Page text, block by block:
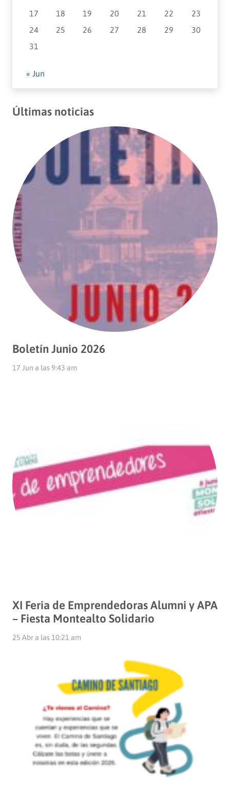
17
18 19 20 21 22
23
24
25 26 27 28 29
30
31
« Jun
Últimas noticias
Boletín Junio 2026
17 Jun a las 9:43 am
XI Feria de Emprendedoras Alumni y APA
– Fiesta Montealto Solidario
25 Abr a las 10:21 am